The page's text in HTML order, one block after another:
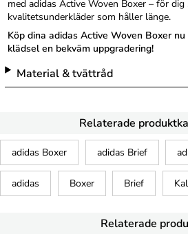
med adidas Active Woven Boxer – för
kvalitetsunderkläder som håller länge.
Köp dina adidas Active Woven Boxer
klädsel en bekväm uppgradering!
Material & tvättråd
Relaterade
adidas Boxer adidas Brief
adidas Boxer Brief
Relaterade